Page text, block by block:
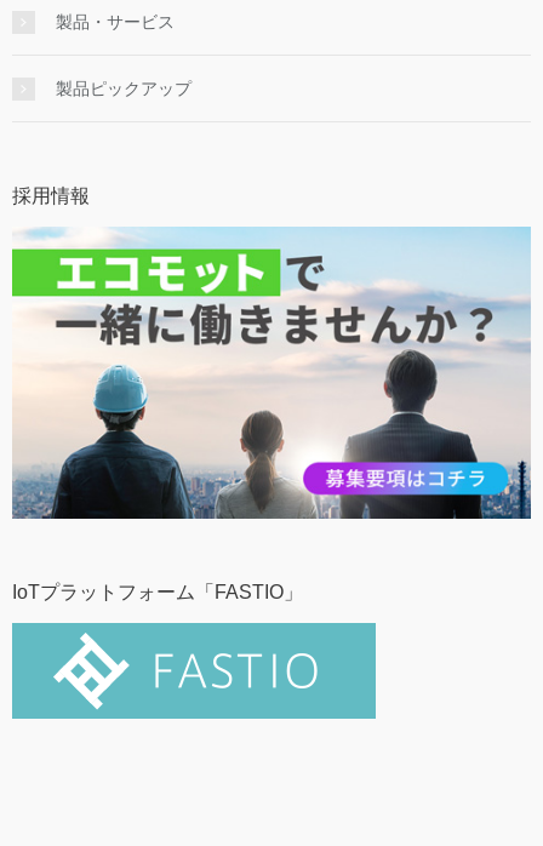
製品・サービス
製品ピックアップ
採用情報
IoTプラットフォーム「FASTIO」